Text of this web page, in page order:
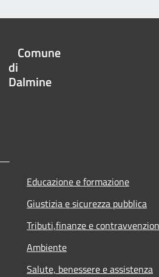
Comune
di
Dalmine
Educazione e formazione
Giustizia e sicurezza pubblica
Tributi,finanze e
Ambiente
Salute, benessere e assistenza